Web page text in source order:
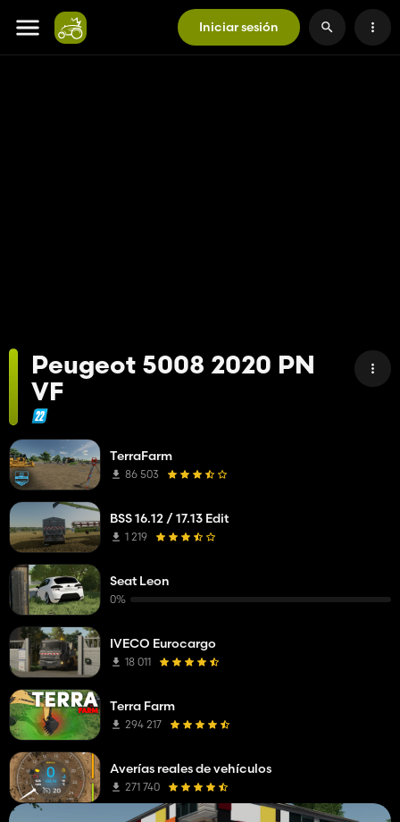
Iniciar sesión
Peugeot 5008 2020 PN
VF
TerraFarm
86 503
BSS 16.12 / 17.13 Edit
1 219
Seat Leon
0%
IVECO Eurocargo
18 011
Terra Farm
294 217
Averías reales de vehículos
271 740